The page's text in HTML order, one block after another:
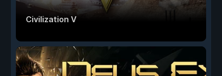
Civilization V